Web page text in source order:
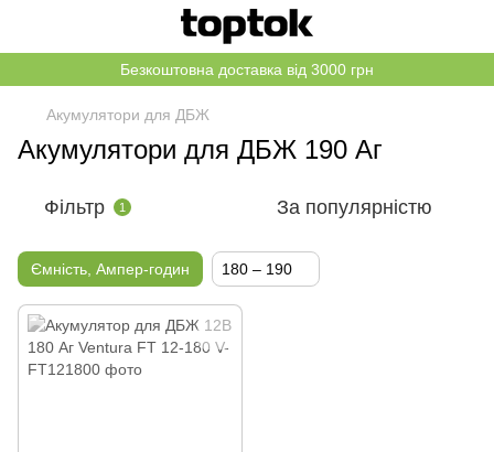
Безкоштовна доставка від 3000 грн
Акумулятори для ДБЖ
Акумулятори для ДБЖ 190 Аг
Фільтр 1 За популярністю
Ємність, Ампер-годин 180 – 190